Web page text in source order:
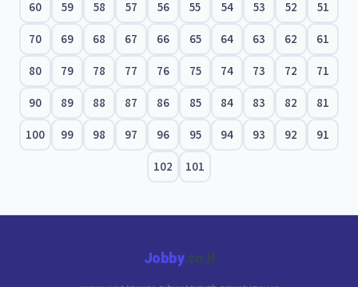
51
52
53
54
55
56
57
58
59
60
61
62
63
64
65
66
67
68
69
70
71
72
73
74
75
76
77
78
79
80
81
82
83
84
85
86
87
88
89
90
91
92
93
94
95
96
97
98
99
100
101
102
Jobby.co.il